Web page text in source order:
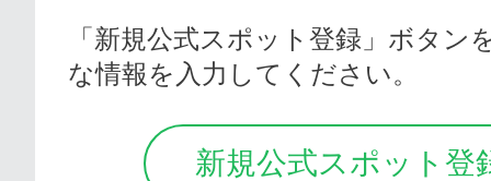
「新規公式スポット登録」ボタン
な情報を入力してください。
新規公式スポット登